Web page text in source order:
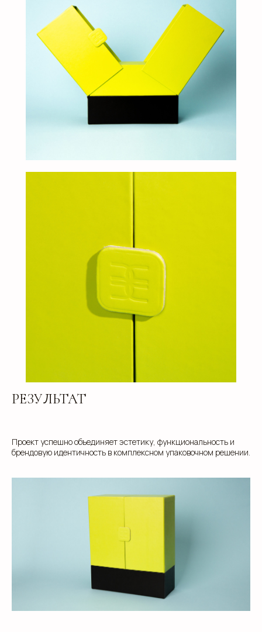
РЕЗУЛЬТАТ
Проект успешно объединяет эстетику, функциональность и
брендовую идентичность в комплексном упаковочном решении.
Свяжитесь с нами для консультации. Мы обсудим
ваши потребности, предложим варианты и
разработаем упаковку, которая подчеркнет
уникальность вашей продукции. Наши
специалисты готовы ответить на все вопросы и
предложить решения, соответствующие вашим
задачам и бюджету.
Добавьте тз или референсы
Отправить
дзен
вконтакте
+7 (343) 288 56 30
info@estetis.ru